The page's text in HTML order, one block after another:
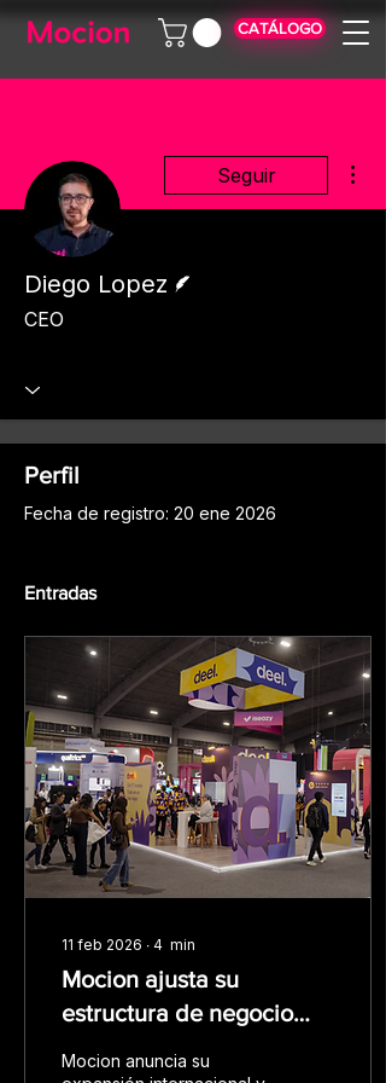
CATÁLOGO
Seguir
Diego Lopez
CEO
Perfil
Fecha de registro: 20 ene 2026
Entradas
11 feb 2026 ∙ 4 min
Mocion ajusta su
estructura de negocio
Mocion anuncia su